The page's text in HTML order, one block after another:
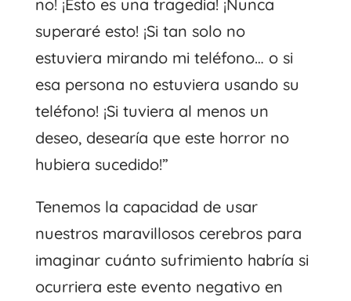
no! ¡Esto es una tragedia! ¡Nunca
superaré esto! ¡Si tan solo no
estuviera mirando mi teléfono… o si
esa persona no estuviera usando su
teléfono! ¡Si tuviera al menos un
deseo, desearía que este horror no
hubiera sucedido!”
Tenemos la capacidad de usar
nuestros maravillosos cerebros para
imaginar cuánto sufrimiento habría si
ocurriera este evento negativo en